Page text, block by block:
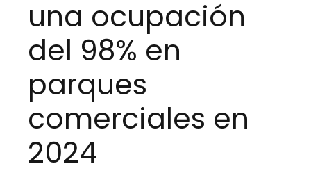
una ocupación
del 98% en
parques
comerciales en
2024